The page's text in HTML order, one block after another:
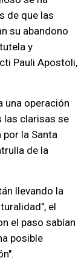
de que las
su abandono
y
Pauli Apostoli,
una operación
las clarisas se
por la Santa
de la
llevando la
el
el paso sabían
posible